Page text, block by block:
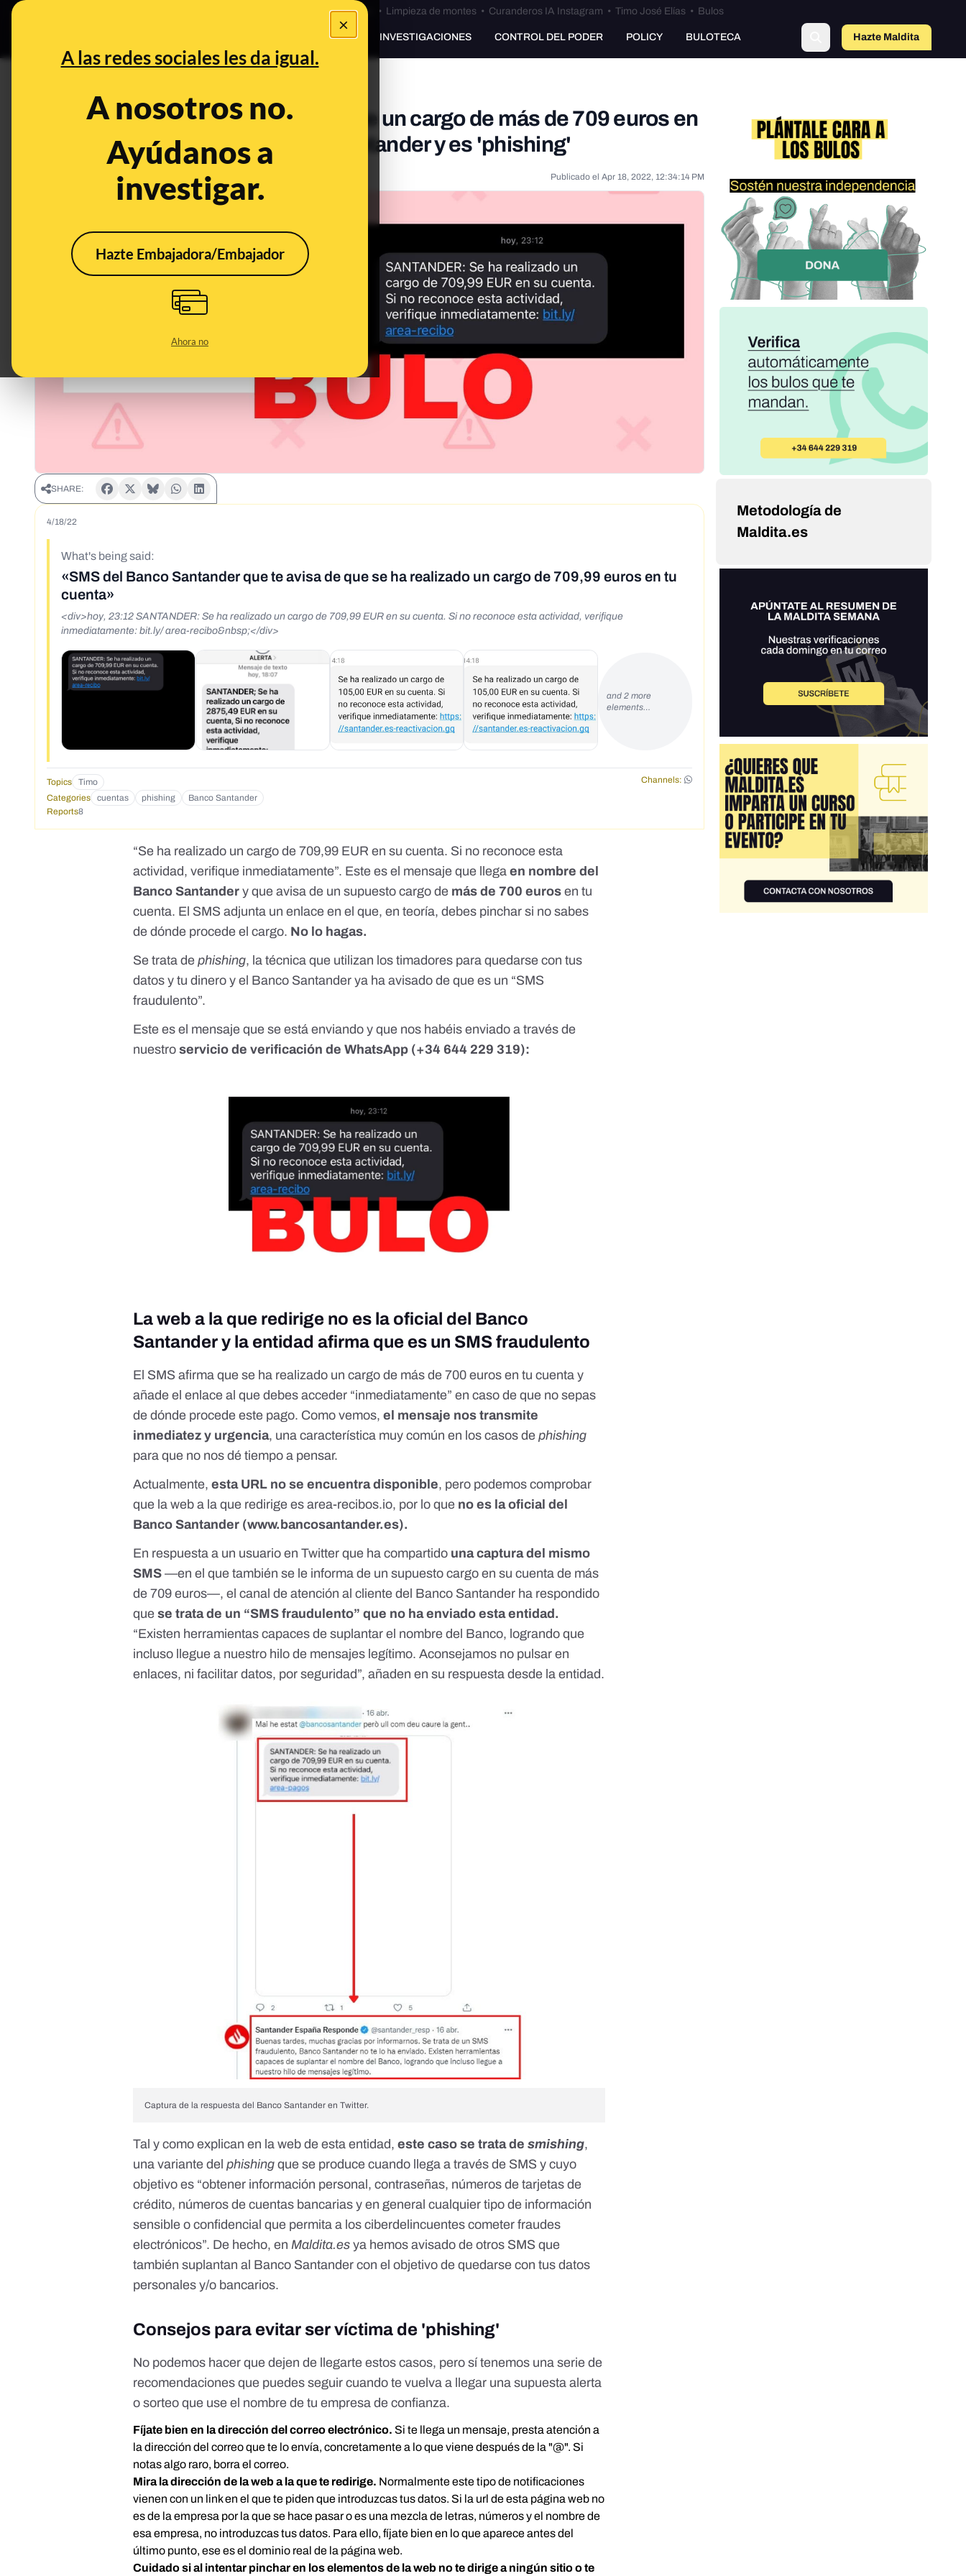
×
A las redes sociales les da igual.
A nosotros no.
Ayúdanos a
investigar.
Hazte Embajadora/Embajador
Ahora no
Bulos Ceuta • Limpieza de montes• Curanderos IA Instagram • Timo José Elías• Bulos
PREBUNKING INVESTIGACIONES CONTROL DEL PODER POLICY BULOTECA Hazte Maldito
Cuidado con este SMS que avisa de un cargo de más de 709 euros en
tu cuenta: no lo envía el Banco Santander y es 'phishing'
Publicado el Apr 18, 2022, 12:34:14 PM
SHARE:
4/18/22
What's being said:
«SMS del Banco Santander que te avisa de que se ha realizado un cargo de 709,99 euros en tu
cuenta»
<div>hoy, 23:12 SANTANDER: Se ha realizado un cargo de 709,99 EUR en su cuenta. Si no reconoce esta actividad, verifique
inmediatamente: bit.ly/ area-recibo&nbsp;</div>
and 2 more
elements…
Topics Timo
Channels:
Categories
cuentas phishing
Banco Santander
Reports8
“Se ha realizado un cargo de 709,99 EUR en su cuenta. Si no reconoce esta
actividad, verifique inmediatamente”. Este es el mensaje que llegaen nombre del
Banco Santander y que avisa de un supuesto cargo de más de 700 euros en tu
cuenta. El SMS adjunta un enlace en el que, en teoría, debes pinchar si no sabes
de dónde procede el cargo. No lo hagas.
Se trata de phishing, la técnica que utilizan los timadores para quedarse con tus
datos y tu dinero y el Banco Santander ya ha avisado de que es un “SMS
fraudulento”.
Este es el mensaje que se está enviando y que nos habéis enviado a través de
nuestroservicio de verificación de WhatsApp (+34 644 229 319):
La web a la que redirige no es la oficial del Banco
Santander y la entidad afirma que es un SMS fraudulento
El SMS afirma que se ha realizado un cargo de más de 700 euros en tu cuenta y
añade el enlace al que debes acceder “inmediatamente” en caso de que no sepas
de dónde procede este pago. Como vemos,el mensaje nos transmite
inmediatez y urgencia, una característica muy común en los casos dephishing
para que no nos dé tiempo a pensar.
Actualmente,esta URL no se encuentra disponible, pero podemos comprobar
que la web a la que redirige es area-recibos.io, por lo que no es la oficial del
Banco Santander (www.bancosantander.es).
En respuesta a un usuario en Twitter que ha compartido una captura del mismo
SMS —en el que también se le informa de un supuesto cargo en su cuenta de más
de 709 euros—, el canal de atención al cliente del Banco Santander ha respondido
que se trata de un “SMS fraudulento” que no ha enviado esta entidad.
“Existen herramientas capaces de suplantar el nombre del Banco, logrando que
incluso llegue a nuestro hilo de mensajes legítimo. Aconsejamos no pulsar en
enlaces, ni facilitar datos, por seguridad”, añaden en su respuesta desde la entidad.
Captura de la respuesta del Banco Santander en Twitter.
Tal y como explican en laweb de esta entidad,este caso se trata desmishing,
una variante delphishing que se produce cuando llega a través de SMS y cuyo
objetivo es “obtener información personal, contraseñas, números de tarjetas de
crédito, números de cuentas bancarias y en general cualquier tipo de información
sensible o confidencial que permita a los ciberdelincuentes cometer fraudes
electrónicos”. De hecho, enMaldita.esya hemos avisado de otros SMS que
también suplantan al Banco Santander con el objetivo de quedarse con tus datos
personales y/o bancarios.
Consejos para evitar ser víctima de 'phishing'
No podemos hacer que dejen de llegarte estos casos, pero sí tenemos una serie de
recomendaciones que puedes seguir cuando te vuelva a llegar una supuesta alerta
o sorteo que use el nombre de tu empresa de confianza.
Fíjate bien en la dirección del correo electrónico. Si te llega un mensaje, presta atención a
la dirección del correo que te lo envía, concretamente a lo que viene después de la "@". Si
notas algo raro, borra el correo.
Mira la dirección de la web a la que te redirige. Normalmente este tipo de notificaciones
vienen con un link en el que te piden que introduzcas tus datos. Si la url de esta página web no
es de la empresa por la que se hace pasar o es una mezcla de letras, números y el nombre de
esa empresa, no introduzcas tus datos. Para ello, fíjate bien en lo que aparece antes del
último punto, ese es el dominio real de la página web.
Cuidado si al intentar pinchar en los elementos de la web no te dirige a ningún sitio o te
Metodología de
Maldita.es